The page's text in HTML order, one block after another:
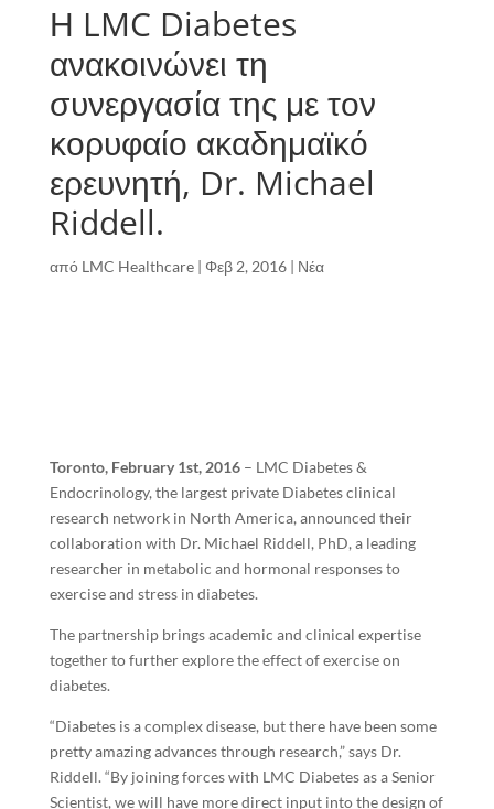
Η LMC Diabetes
ανακοινώνει τη
συνεργασία της με τον
κορυφαίο ακαδημαϊκό
ερευνητή, Dr. Michael
Riddell.
από LMC Healthcare| Φεβ 2, 2016| Νέα
Toronto, February 1st, 2016– LMC Diabetes &
Endocrinology, the largest private Diabetes clinical
research network in North America, announced their
collaboration with Dr. Michael Riddell, PhD, a leading
researcher in metabolic and hormonal responses to
exercise and stress in diabetes.
The partnership brings academic and clinical expertise
together to further explore the effect of exercise on
diabetes.
“Diabetes is a complex disease, but there have been some
pretty amazing advances through research,” says Dr.
Riddell. “By joining forces with LMC Diabetes as a Senior
Scientist, we will have more direct input into the design of